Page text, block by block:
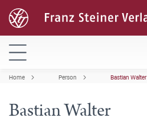
Home Person Bastian Walter
Bastian Walter